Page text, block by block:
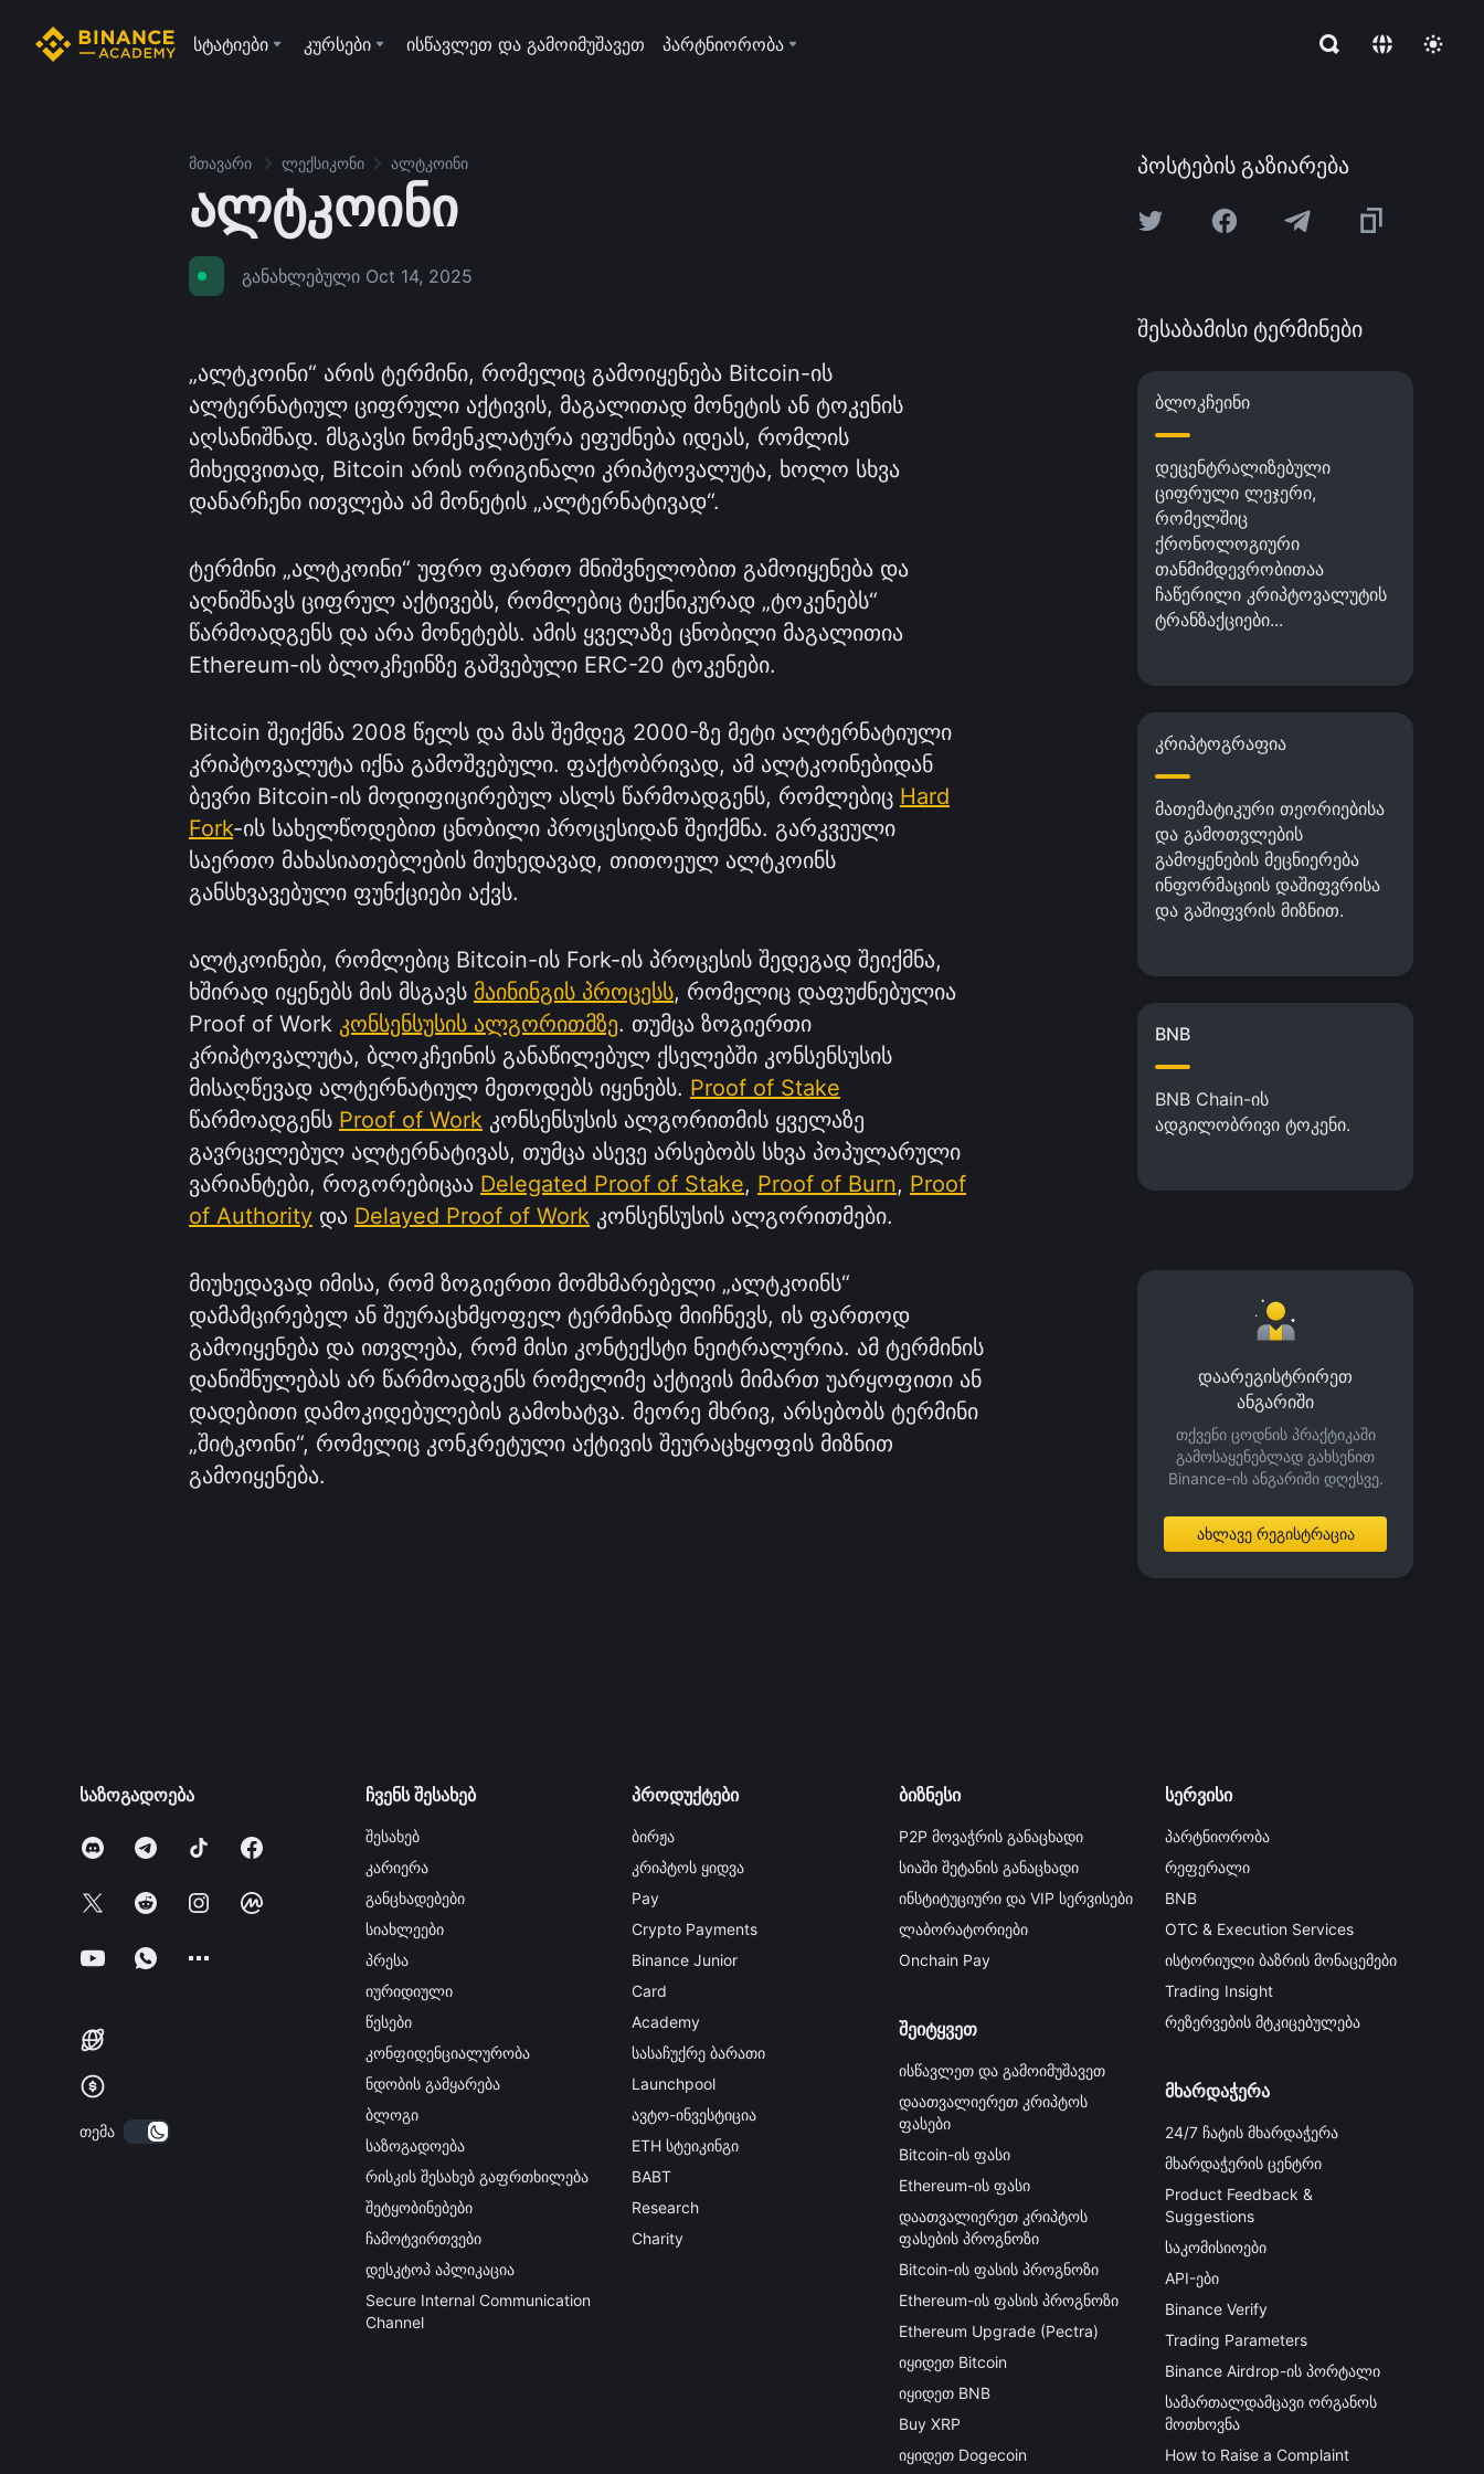
სტატიები კურსები ისწავლეთ და გამოიმუშავეთ პარტნიორობა
მთავარი ლექსიკონი ალტკოინი
ალტკოინი
განახლებული Oct 14, 2025
„ალტკოინი“ არის ტერმინი, რომელიც გამოიყენება Bitcoin-ის
ალტერნატიულ ციფრული აქტივის, მაგალითად მონეტის ან ტოკენის
აღსანიშნად. მსგავსი ნომენკლატურა ეფუძნება იდეას, რომლის
მიხედვითად, Bitcoin არის ორიგინალი კრიპტოვალუტა, ხოლო სხვა
დანარჩენი ითვლება ამ მონეტის „ალტერნატივად“.
ტერმინი „ალტკოინი“ უფრო ფართო მნიშვნელობით გამოიყენება და
აღნიშნავს ციფრულ აქტივებს, რომლებიც ტექნიკურად „ტოკენებს“
წარმოადგენს და არა მონეტებს. ამის ყველაზე ცნობილი მაგალითია
Ethereum-ის ბლოკჩეინზე გაშვებული ERC-20 ტოკენები.
Bitcoin შეიქმნა 2008 წელს და მას შემდეგ 2000-ზე მეტი ალტერნატიული
კრიპტოვალუტა იქნა გამოშვებული. ფაქტობრივად, ამ ალტკოინებიდან
ბევრი Bitcoin-ის მოდიფიცირებულ ასლს წარმოადგენს, რომლებიც Hard
Fork-ის სახელწოდებით ცნობილი პროცესიდან შეიქმნა. გარკვეული
საერთო მახასიათებლების მიუხედავად, თითოეულ ალტკოინს
განსხვავებული ფუნქციები აქვს.
ალტკოინები, რომლებიც Bitcoin-ის Fork-ის პროცესის შედეგად შეიქმნა,
ხშირად იყენებს მის მსგავს მაინინგის პროცესს, რომელიც დაფუძნებულია
Proof of Work კონსენსუსის ალგორითმზე. თუმცა ზოგიერთი
კრიპტოვალუტა, ბლოკჩეინის განაწილებულ ქსელებში კონსენსუსის
მისაღწევად ალტერნატიულ მეთოდებს იყენებს. Proof of Stake
წარმოადგენს Proof of Work კონსენსუსის ალგორითმის ყველაზე
გავრცელებულ ალტერნატივას, თუმცა ასევე არსებობს სხვა პოპულარული
ვარიანტები, როგორებიცაა Delegated Proof of Stake, Proof of Burn, Proof
of Authority და Delayed Proof of Work კონსენსუსის ალგორითმები.
მიუხედავად იმისა, რომ ზოგიერთი მომხმარებელი „ალტკოინს“
დამამცირებელ ან შეურაცხმყოფელ ტერმინად მიიჩნევს, ის ფართოდ
გამოიყენება და ითვლება, რომ მისი კონტექსტი ნეიტრალურია. ამ ტერმინის
დანიშნულებას არ წარმოადგენს რომელიმე აქტივის მიმართ უარყოფითი ან
დადებითი დამოკიდებულების გამოხატვა. მეორე მხრივ, არსებობს ტერმინი
„შიტკოინი“, რომელიც კონკრეტული აქტივის შეურაცხყოფის მიზნით
გამოიყენება.
პოსტების გაზიარება
შესაბამისი ტერმინები
ბლოკჩეინი
დეცენტრალიზებული
ციფრული ლეჯერი,
რომელშიც
ქრონოლოგიური
თანმიმდევრობითაა
ჩაწერილი კრიპტოვალუტის
ტრანზაქციები...
კრიპტოგრაფია
მათემატიკური თეორიებისა
და გამოთვლების
გამოყენების მეცნიერება
ინფორმაციის დაშიფვრისა
და გაშიფვრის მიზნით.
BNB
BNB Chain-ის
ადგილობრივი ტოკენი.
დაარეგისტრირეთ
ანგარიში
თქვენი ცოდნის პრაქტიკაში
გამოსაყენებლად გახსენით
Binance-ის ანგარიში დღესვე.
ახლავე რეგისტრაცია
საზოგადოება
თემა
ჩვენს შესახებ
შესახებ
კარიერა
განცხადებები
სიახლეები
პრესა
იურიდიული
წესები
კონფიდენციალურობა
ნდობის გამყარება
ბლოგი
საზოგადოება
რისკის შესახებ გაფრთხილება
შეტყობინებები
ჩამოტვირთვები
დესკტოპ აპლიკაცია
Secure Internal Communication
Channel
პროდუქტები
ბირჟა
კრიპტოს ყიდვა
Pay
Crypto Payments
Binance Junior
Card
Academy
სასაჩუქრე ბარათი
Launchpool
ავტო-ინვესტიცია
ETH სტეიკინგი
BABT
Research
Charity
ბიზნესი
P2P მოვაჭრის განაცხადი
სიაში შეტანის განაცხადი
ინსტიტუციური და VIP სერვისები
ლაბორატორიები
Onchain Pay
შეიტყვეთ
ისწავლეთ და გამოიმუშავეთ
დაათვალიერეთ კრიპტოს
ფასები
Bitcoin-ის ფასი
Ethereum-ის ფასი
დაათვალიერეთ კრიპტოს
ფასების პროგნოზი
Bitcoin-ის ფასის პროგნოზი
Ethereum-ის ფასის პროგნოზი
Ethereum Upgrade (Pectra)
იყიდეთ Bitcoin
იყიდეთ BNB
Buy XRP
იყიდეთ Dogecoin
სერვისი
პარტნიორობა
რეფერალი
BNB
OTC & Execution Services
ისტორიული ბაზრის მონაცემები
Trading Insight
რეზერვების მტკიცებულება
მხარდაჭერა
24/7 ჩატის მხარდაჭერა
მხარდაჭერის ცენტრი
Product Feedback &
Suggestions
საკომისიოები
API-ები
Binance Verify
Trading Parameters
Binance Airdrop-ის პორტალი
სამართალდამცავი ორგანოს
მოთხოვნა
How to Raise a Complaint